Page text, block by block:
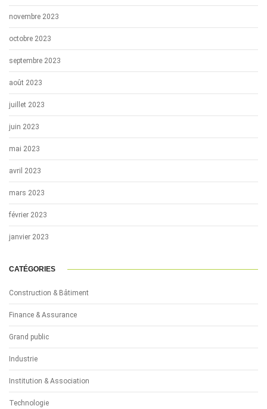
novembre 2023
octobre 2023
septembre 2023
août 2023
juillet 2023
juin 2023
mai 2023
avril 2023
mars 2023
février 2023
janvier 2023
CATÉGORIES
Construction & Bâtiment
Finance & Assurance
Grand public
Industrie
Institution & Association
Technologie